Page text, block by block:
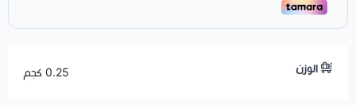
الوزن 0.25 كجم